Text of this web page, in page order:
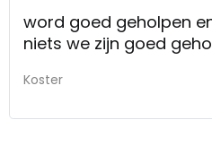
word goed geholpen
niets we zijn goed
Koster